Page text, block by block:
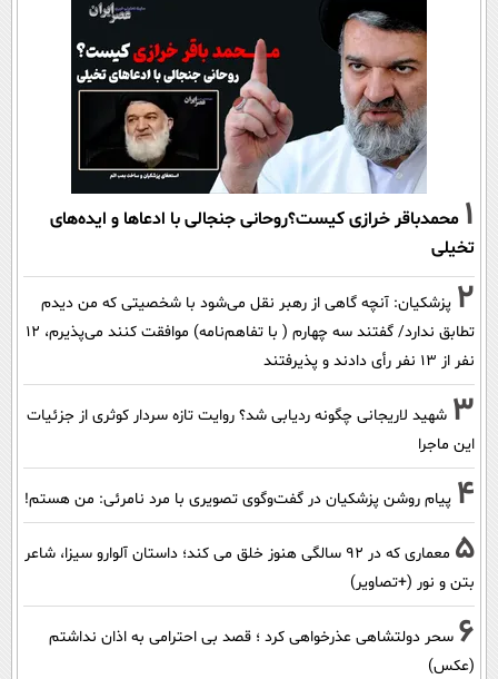
1 محمدباقر خرازی کیست؟روحانی جنجالی با ادعاها و ایده‌های
تخیلی
2 پزشکیان‌: آنچه گاهی از رهبر نقل می‌شود با شخصیتی که من دیدم
تطابق ندارد/ گفتند سه چهارم ( با تفاهم‌نامه) موافقت کنند می‌پذیرم، 12
نفر از 13 نفر رأی دادند و پذیرفتند
3 شهید لاریجانی چگونه ردیابی شد؟ روایت تازه سردار کوثری از جزئیات
این ماجرا
4 پیام روشن پزشکیان در گفت‌و‌گوی تصویری با مرد نامرئی: من هستم!
5
معماری که در 92 سالگی هنوز خلق می کند؛ داستان آلوارو سیزا، شاعر
بتن و نور (+تصاویر)
6 سحر دولتشاهی عذرخواهی کرد ؛ قصد بی احترامی به اذان نداشتم
(عکس)